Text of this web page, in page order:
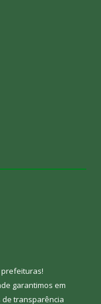
!
garantimos em
de transparência